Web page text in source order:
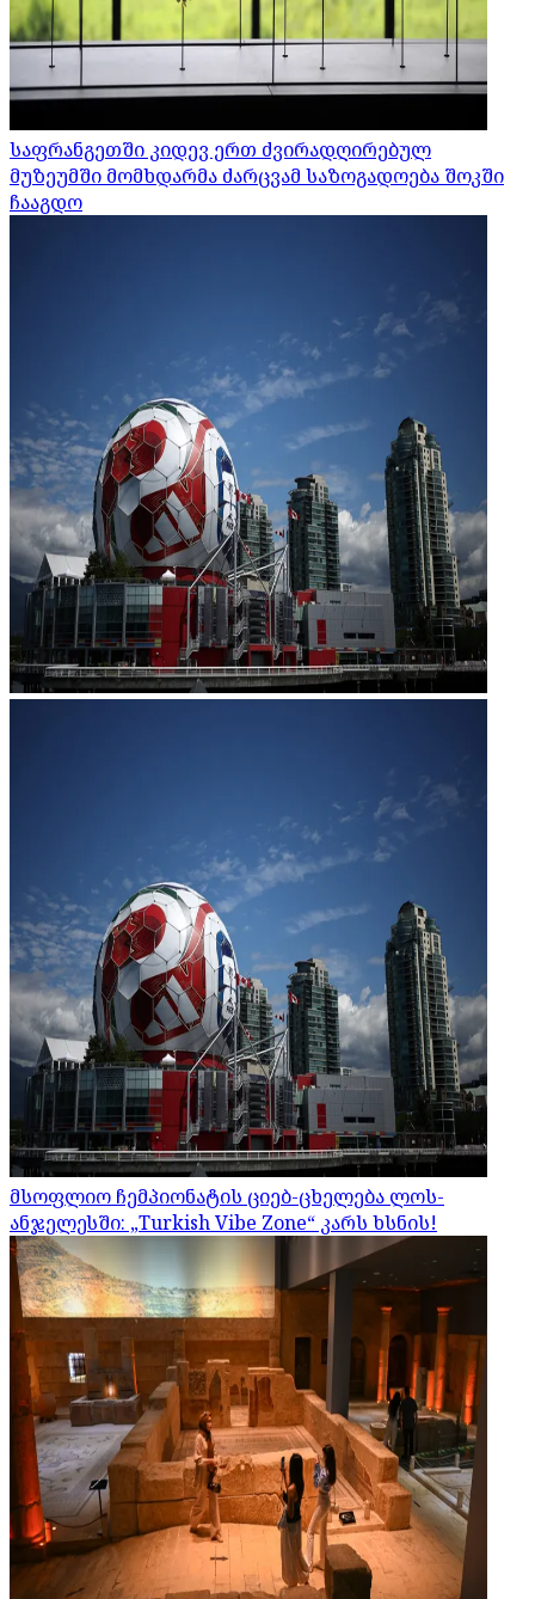
საფრანგეთში კიდევ ერთ ძვირადღირებულ
მუზეუმში მომხდარმა ძარცვამ საზოგადოება შოკში
ჩააგდო
მსოფლიო ჩემპიონატის ციებ-ცხელება ლოს-
ანჯელესში: „Turkish Vibe Zone“ კარს ხსნის!